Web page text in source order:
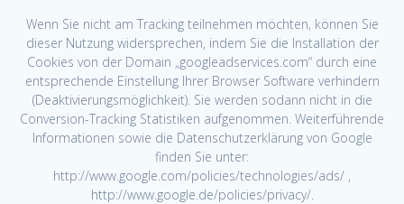
Wenn Sie nicht am Tracking teilnehmen möchten, können Sie
dieser Nutzung widersprechen, indem Sie die Installation der
Cookies von der Domain „googleadservices.com“ durch eine
entsprechende Einstellung Ihrer Browser Software verhindern
(Deaktivierungsmöglichkeit). Sie werden sodann nicht in die
Conversion-Tracking Statistiken aufgenommen. Weiterführende
Informationen sowie die Datenschutzerklärung von Google
finden Sie unter:
http://www.google.com/policies/technologies/ads/ ,
http://www.google.de/policies/privacy/.